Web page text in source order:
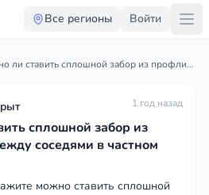
Все регионы Войти
Можно ли ставить сплошной забор из профлистов между соседями в частном доме?
1 год назад
сплошной забор из
соседями в частном
можно ставить сплошной